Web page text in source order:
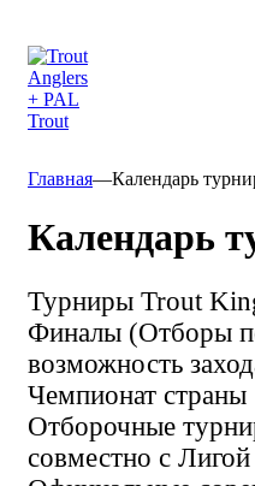
Главная—Календарь
Календарь
Турниры Trout
Финалы (Отборы
возможность
Чемпионат страны
Отборочные
совместно с